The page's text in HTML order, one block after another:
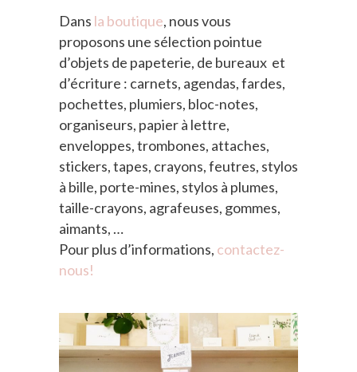
Dans la boutique, nous vous
proposons une sélection pointue
d’objets de papeterie, de bureaux et
d’écriture : carnets, agendas, fardes,
pochettes, plumiers, bloc-notes,
organiseurs, papier à lettre,
enveloppes, trombones, attaches,
stickers, tapes, crayons, feutres, stylos
à bille, porte-mines, stylos à plumes,
taille-crayons, agrafeuses, gommes,
aimants, …
Pour plus d’informations, contactez-
nous!